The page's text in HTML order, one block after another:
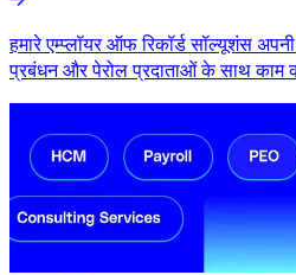
हमारे एम्प्लॉयर ऑफ रिकॉर्ड सॉल्यूशंस
प्रबंधन और पेरोल प्रदाताओं के साथ काम